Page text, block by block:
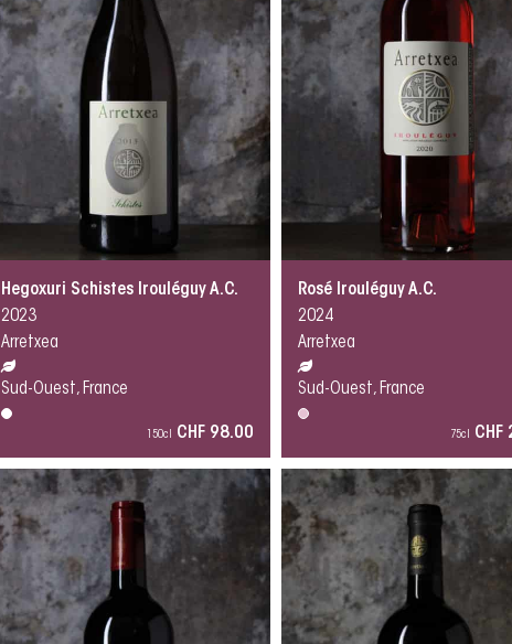
Hegoxuri Schistes Irouléguy A.C.
2023
Arretxea
Sud-Ouest, France
150cl CHF 98.00
Rosé Irouléguy A.C.
2024
Arretxea
Sud-Ouest, France
75cl CHF